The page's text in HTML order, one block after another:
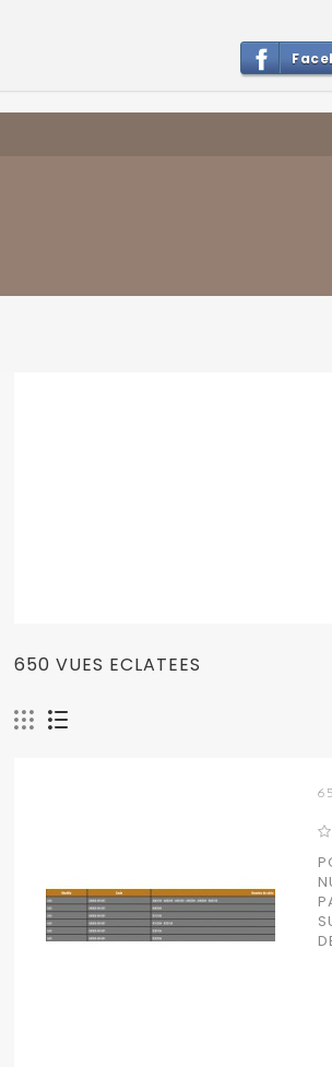
650 VUES ECLATEES